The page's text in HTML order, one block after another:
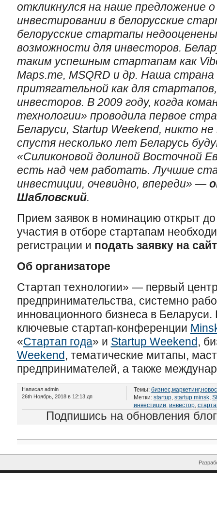
откликнулся на наше предложение
инвестировании в белорусские
белорусские стартапы
возможности для инвесторов.
таким успешным стартапам как
Maps.me, MSQRD и др. Наша
притягательной как для
инвесторов. В 2009 году, когда
технологии» проводила первое
Беларуси, Startup Weekend, никто
спустя несколько лет Беларусь
«Силиконовой долиной Восточной
есть над чем работать. Лучшие
инвестиции, очевидно, впереди» —
Шабловский.
Прием заявок в номинацию открыт
участия в отборе стартапам
регистрации и подать заявку на
Об организаторе
Стартап технологии» — первый
предпринимательства, системно
инновационного бизнеса в
ключевые стартап-конференции
«Стартап года» и Startup Weekend,
Weekend, тематические митапы,
предпринимателей, а также
Написал admin
26th Ноябрь, 2018 в 12:13 дп
Темы: бизнес,маркетинг,
Метки: startup, startup minsk,
инвестиции, инвестор,
Подпишись на обновления